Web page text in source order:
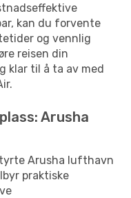
kan du forvente
og vennlig
reisen din
klar til å ta av med
Arusha
Arusha lufthavn
praktiske